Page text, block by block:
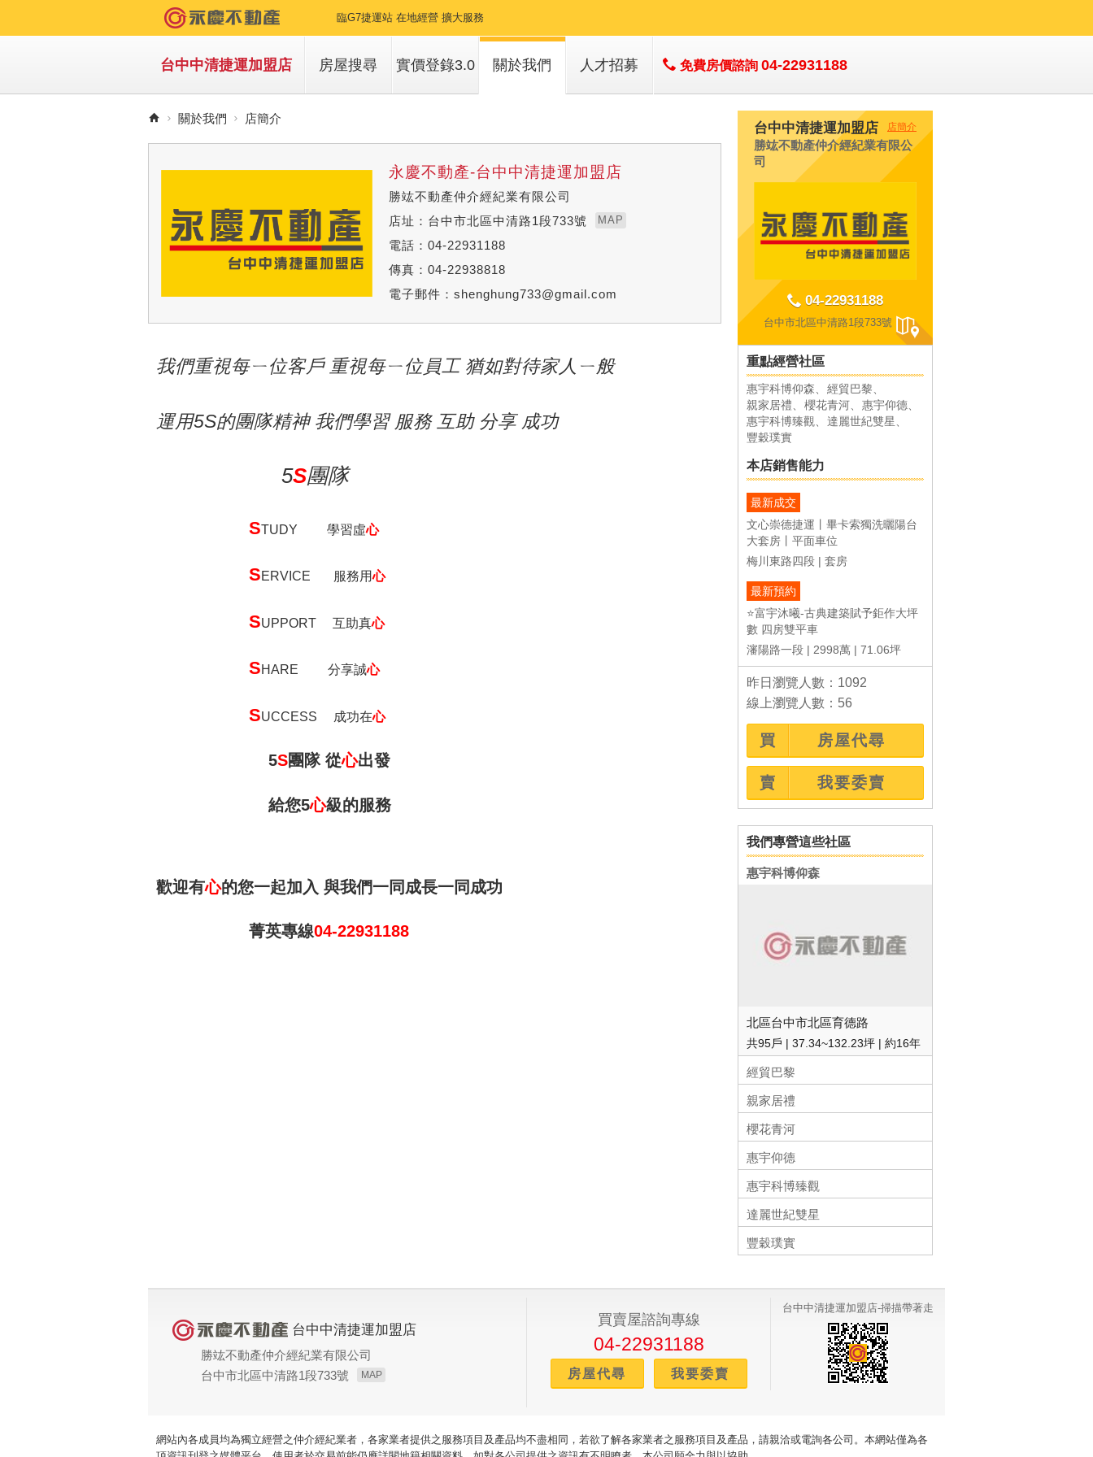
臨G7捷運站 在地經營 擴大服務
台中中清捷運加盟店 房屋搜尋 實價登錄3.0 關於我們
經營績效
服務項目
人才招募 免費房價諮詢 04-22931188
關於我們 店簡介
永慶不動產-台中中清捷運加盟店
勝竑不動產仲介經紀業有限公司
店址：台中市北區中清路1段733號
MAP
電話：04-22931188
傳真：04-22938818
電子郵件： shenghung733@gmail.com
我們重視每ㄧ位客戶 重視每ㄧ位員工 猶如對待家人ㄧ般
運用5S的團隊精神 我們學習 服務 互助 分享 成功
5S團隊
STUDY 學習虛心
SERVICE 服務用心
SUPPORT 互助真心
SHARE 分享誠心
SUCCESS 成功在心
5S團隊 從心出發
給您5心級的服務
歡迎有心的您一起加入 與我們一同成長一同成功
菁英專線04-22931188
台中中清捷運加盟店 店簡介
勝竑不動產仲介經紀業有限公
司
04-22931188
台中市北區中清路1段733號
重點經營社區
惠宇科博仰森
經貿巴黎
親家居禮
櫻花青河
惠宇仰德
惠宇科博臻觀
達麗世紀雙星
豐穀璞實
本店銷售能力
最新成交
文心崇德捷運丨畢卡索獨洗曬陽台
大套房丨平面車位
梅川東路四段
套房
最新預約
⭐️富宇沐曦-古典建築賦予鉅作大坪
數 四房雙平車
瀋陽路一段
2998萬 71.06坪
昨日瀏覽人數：1092
線上瀏覽人數：56
買 房屋代尋
賣 我要委賣
我們專營這些社區
惠宇科博仰森
北區台中市北區育德路
共95戶 37.34~132.23坪 約16年
經貿巴黎
北屯區台中市北屯區中清路二段
共116戶
親家居禮
北區台中市北區陝西路
櫻花青河
惠宇仰德
北區台中市北區育德路
67.06~120.12坪
惠宇科博臻觀
北區台中市北區英才路
40.9~65.8坪 約19年
達麗世紀雙星
北屯區台中市北屯區文心路四段
共301戶 22~53坪 約10年
豐穀璞實
北區台中市北區中清路一段
台中中清捷運加盟店
勝竑不動產仲介經紀業有限公司
台中市北區中清路1段733號
MAP
買賣屋諮詢專線
04-22931188
房屋代尋 我要委賣
台中中清捷運加盟店-掃描帶著走
網站內各成員均為獨立經營之仲介經紀業者，各家業者提供之服務項目及產品均不盡相同，若欲了解各家業者之服務項目及產品，請親洽或電詢各公司。本網站僅為各